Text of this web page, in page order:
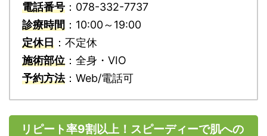
電話番号 ：078-332-7737
診療時間 ：10:00～19:00
定休日 ：不定休
施術部位 ：全身・VIO
予約方法：Web/電話可
リピート率9割以上！スピーディーで肌への